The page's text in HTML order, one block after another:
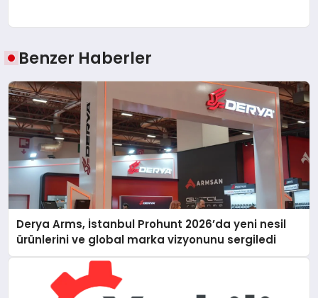
Benzer Haberler
Derya Arms, İstanbul Prohunt 2026’da yeni nesil
ürünlerini ve global marka vizyonunu sergiledi